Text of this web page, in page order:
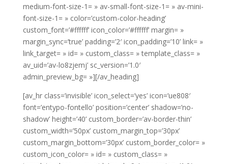
medium-font-size-1= » av-small-font-size-1= » av-mini-
font-size-1= » color=’custom-color-heading’
custom_font=’#ffffff’ icon_color=’#ffffff’ margin= »
margin_sync=’true’ padding=’2′ icon_padding=’10’ link= »
link_target= » id= » custom_class= » template_class= »
av_uid=’av-lo8zjemj’ sc_version=’1.0′
admin_preview_bg= »][/av_heading]
[av_hr class=’invisible’ icon_select=’yes’ icon=’ue808′
font=’entypo-fontello’ position=’center’ shadow=’no-
shadow’ height=’40’ custom_border=’av-border-thin’
custom_width=’50px’ custom_margin_top=’30px’
custom_margin_bottom=’30px’ custom_border_color= »
custom_icon_color= » id= » custom_class= »